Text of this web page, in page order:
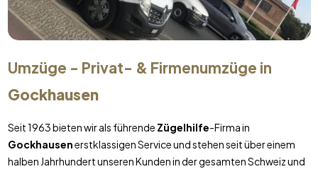
Umzüge - Privat- & Firmenumzüge in
Gockhausen
Seit 1963 bieten wir als führende Zügelhilfe-Firma in
Gockhausenerstklassigen Service und stehen seit über einem
halben Jahrhundert unseren Kunden in der gesamten Schweiz und